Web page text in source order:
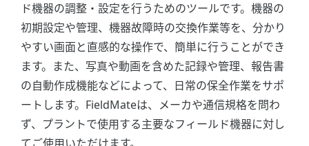
ド機器の調整・設定を行うためのツールです。機器の
初期設定や管理、機器故障時の交換作業等を、分かり
やすい画面と直感的な操作で、簡単に行うことができ
ます。また、写真や動画を含めた記録や管理、報告書
の自動作成機能などによって、日常の保全作業をサポ
ートします。FieldMateは、メーカや通信規格を問わ
ず、プラントで使用する主要なフィールド機器に対し